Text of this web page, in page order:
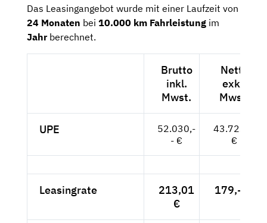
Das Leasingangebot wurde mit einer Laufzeit von
24 Monaten bei 10.000 km Fahrleistung im
Jahrberechnet.
Brutto
inkl.
Mwst.
Netto
exkl.
Mwst.
UPE
52.030,-
- €
43.723,--
€
Leasingrate
213,01
€
179,-- €